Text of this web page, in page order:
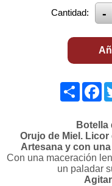
Cantidad:
Share
Botella
Orujo de Miel.
Artesana y con
Con una maceración
un paladar